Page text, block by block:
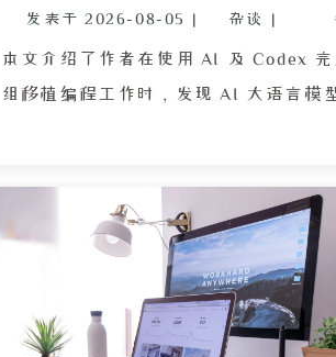
发表于 2026-08-05 | 杂谈 |
本文介绍了作者在使用 AI 及 Codex
组移植编程工作时，发现 AI 大语言模
忆了以往与 R1 模型交流时虽有幻觉但
文意识的体验，对比当下模型输出“不
话”，认为新模型虽增加了多模态和编
能只是数据集替换或算法调整后的“
普通用户并不友好。作者还反思了自己
变化，从把 AI 当作朋友到视其为仆人